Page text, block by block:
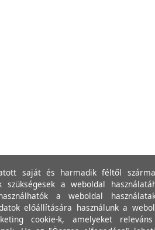
saját és harmadik féltől
szükségesek a weboldal
a weboldal
előállítására használunk a
cookie-k, amelyeket